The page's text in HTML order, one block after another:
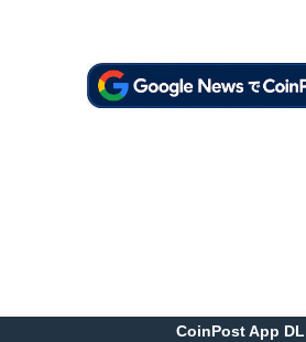
CoinPost App DL